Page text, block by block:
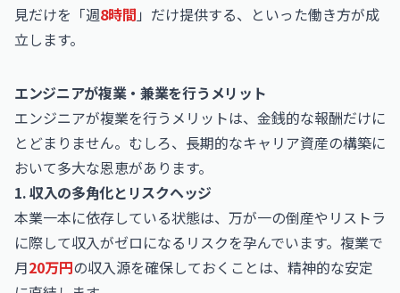
見だけを「週8時間 」だけ提供する、といった働き方が成
立します。
エンジニアが複業・兼業を行うメリット
エンジニアが複業を行うメリットは、金銭的な報酬だけに
とどまりません。むしろ、長期的なキャリア資産の構築に
おいて多大な恩恵があります。
1. 収入の多角化とリスクヘッジ
本業一本に依存している状態は、万が一の倒産やリストラ
に際して収入がゼロになるリスクを孕んでいます。複業で
月20万円の収入源を確保しておくことは、精神的な安定